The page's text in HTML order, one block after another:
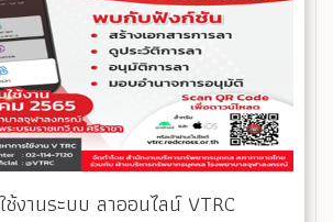
งานระบบ ลาออนไลน์ VTRC